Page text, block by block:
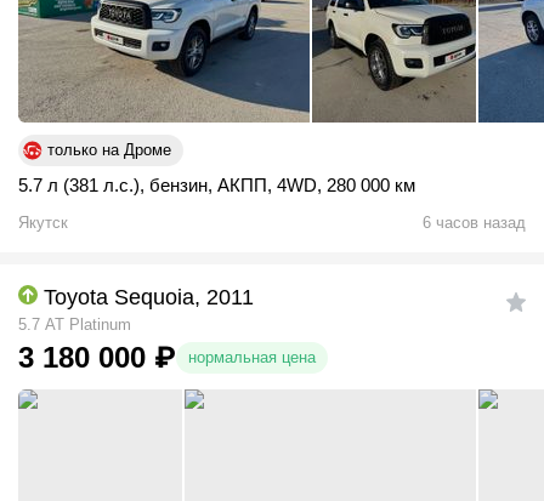
только на Дроме
5.7 л (381 л.с.), бензин, АКПП, 4WD, 280 000 км
Якутск 6 часов назад
Toyota Sequoia, 2011
5.7 АТ Platinum
3 180 000 ₽ нормальная цена